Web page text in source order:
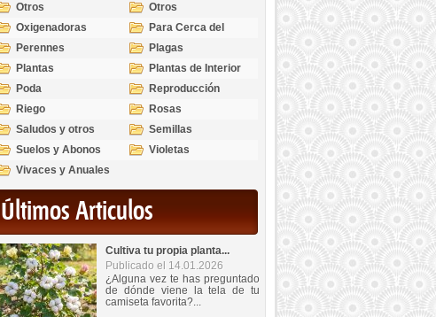
Otros
Otros
Oxigenadoras
Para Cerca del
Estanque
Perennes
Plagas
Plantas
Plantas de Interior
Poda
Reproducción
Riego
Rosas
Saludos y otros
temas
Semillas
Suelos y Abonos
Violetas
Vivaces y Anuales
Últimos Articulos
Cultiva tu propia planta...
Publicado el 14.01.2026
¿Alguna vez te has preguntado
de dónde viene la tela de tu
camiseta favorita?...